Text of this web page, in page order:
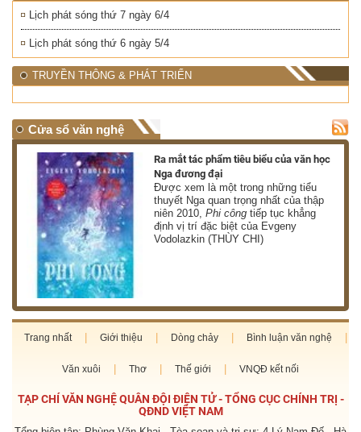
Lịch phát sóng thứ 7 ngày 6/4
Lịch phát sóng thứ 6 ngày 5/4
TRUYỀN THÔNG & PHÁT TRIỂN
Cửa sổ văn nghệ
Ra mắt tác phẩm tiêu biểu của văn học
Nga đương đại
Được xem là một trong những tiểu
thuyết Nga quan trọng nhất của thập
niên 2010,Phi công tiếp tục khẳng
định vị trí đặc biệt của Evgeny
Vodolazkin (THÙY CHI)
Trang nhất Giới thiệu Dòng chảy Bình luận văn nghệ
Văn xuôi Thơ Thế giới VNQĐ kết nối
TẠP CHÍ VĂN NGHỆ QUÂN ĐỘI ĐIỆN TỬ - TỔNG CỤC CHÍNH TRỊ -
QĐND VIỆT NAM